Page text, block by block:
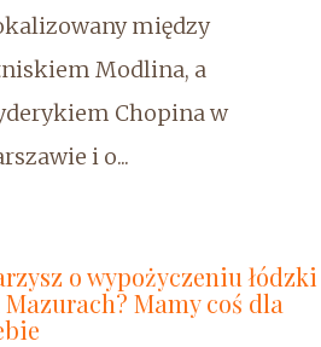
między
Modlina, a
Chopina w
i o...
o wypożyczeniu łódzki
Mazurach? Mamy coś dla